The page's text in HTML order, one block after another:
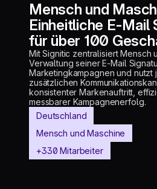
Mensch und
Einheitliche E-Mail
für über 100
Mit Signitic zentralisiert Mensch
Verwaltung seiner E-Mail
Marketingkampagnen und nutzt
zusätzlichen
konsistenter Markenauftritt,
messbarer Kampagnenerfolg.
Deutschland
Mensch und Maschine
+330 Mitarbeiter